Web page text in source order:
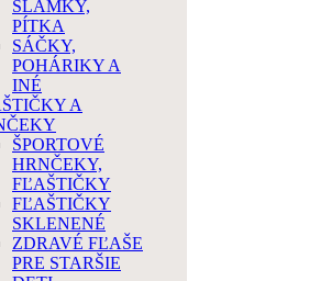
SLAMKY,
PÍTKA
SÁČKY,
POHÁRIKY A
INÉ
A
ŠPORTOVÉ
HRNČEKY,
FĽAŠTIČKY
FĽAŠTIČKY
SKLENENÉ
ZDRAVÉ FĽAŠE
PRE STARŠIE